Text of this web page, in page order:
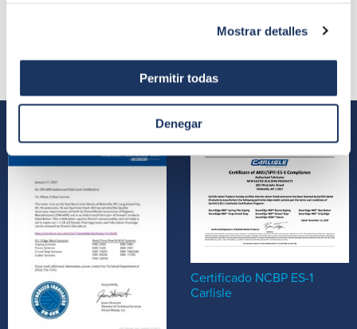
Mostrar detalles
Permitir todas
Denegar
Certificado NCBP ES-1
Carlisle